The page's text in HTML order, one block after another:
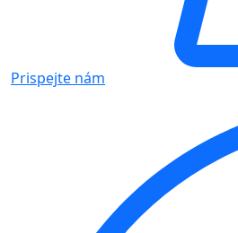
Prispejte nám